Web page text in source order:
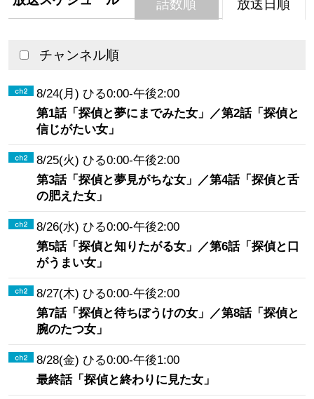
話数順 放送日順
チャンネル順
8/24(月) ひる0:00-午後2:00
第1話「探偵と夢にまでみた女」／第2話「探偵と
信じがたい女」
8/25(火) ひる0:00-午後2:00
第3話「探偵と夢見がちな女」／第4話「探偵と舌
の肥えた女」
8/26(水) ひる0:00-午後2:00
第5話「探偵と知りたがる女」／第6話「探偵と口
がうまい女」
8/27(木) ひる0:00-午後2:00
第7話「探偵と待ちぼうけの女」／第8話「探偵と
腕のたつ女」
8/28(金) ひる0:00-午後1:00
最終話「探偵と終わりに見た女」